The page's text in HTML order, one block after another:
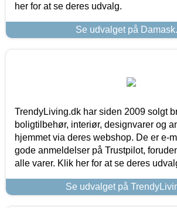
her for at se deres udvalg.
Se udvalget på
TrendyLiving.dk har siden 2009 solgt
boligtilbehør, interiør, designvarer og
hjemmet via deres webshop. De er e-
gode anmeldelser på Trustpilot,
alle varer. Klik her for at se deres
Se udvalget på